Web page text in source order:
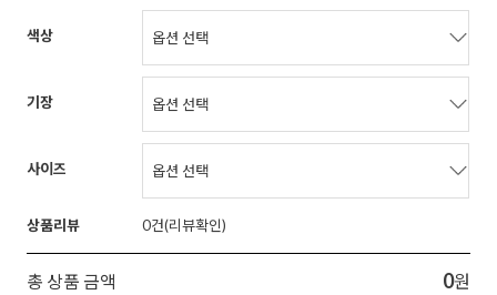
색상
기장
사이즈
상품리뷰 0
총 상품 금액 0원